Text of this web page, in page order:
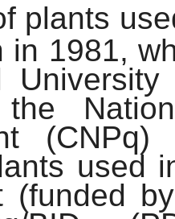
plants
in 1981,
used
(funded